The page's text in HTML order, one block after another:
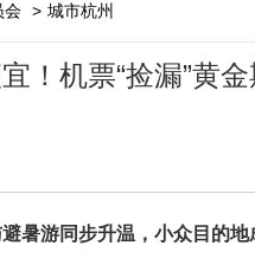
会 > 城市杭州
！机票“捡漏”黄
暑游同步升温，小众目的地